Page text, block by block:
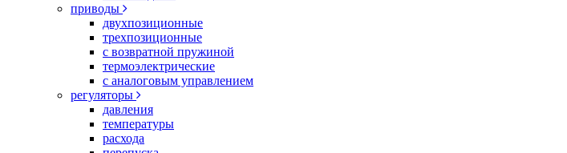
приводы
двухпозиционные
трехпозиционные
с возвратной пружиной
термоэлектрические
с аналоговым управлением
регуляторы
давления
температуры
расхода